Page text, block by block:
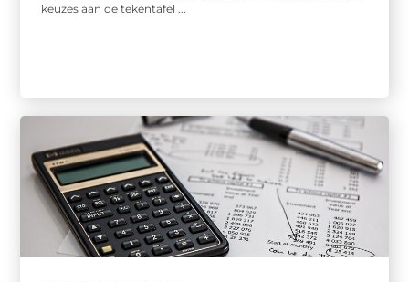
keuzes aan de tekentafel ...